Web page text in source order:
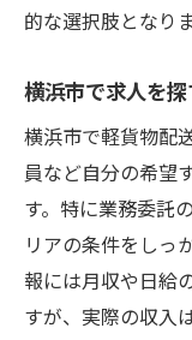
横浜市で
イル
自分ら
軽貨物配送
プ
自立を
順
横浜市
的な選択肢となりま
横浜市で求人を
横浜市で軽貨物配
員など自分の希望
す。特に業務委託
リアの条件をしっ
報には月収や日給
すが、実際の収入